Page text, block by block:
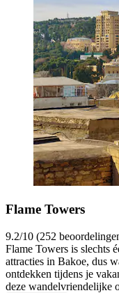
Flame Towers
9.2/10 (252
Flame Towers is slechts
attracties in Bakoe, dus
ontdekken tijdens je
deze wandelvriendelijke